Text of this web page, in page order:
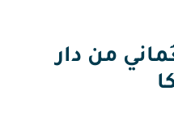
من دار